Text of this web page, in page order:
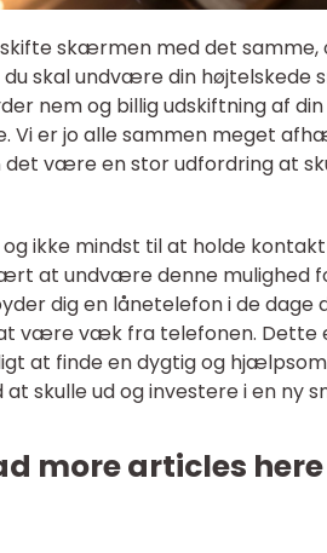
skærmen med det samme,
skal undvære din højtelskede
nem og billig udskiftning af
Vi er jo alle sammen meget
det være en stor udfordring at
ikke mindst til at holde
at undvære denne mulighed
dig en lånetelefon i de
være væk fra telefonen. Dette
at finde en dygtig og
skulle ud og investere i en ny
more articles here